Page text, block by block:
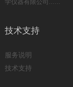
学仪器有限公司......
技术支持
服务说明
技术支持